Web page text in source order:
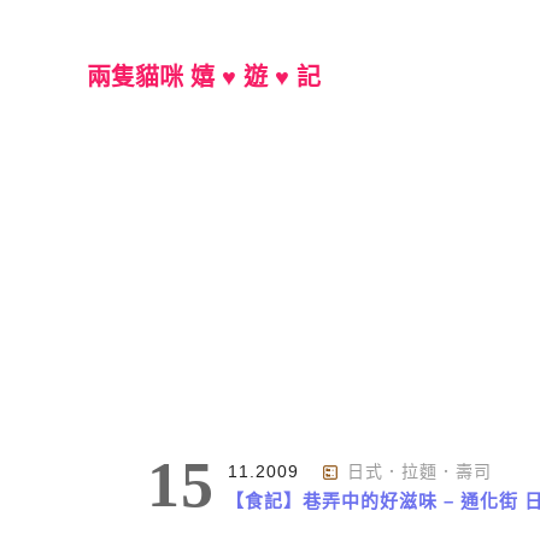
兩隻貓咪 嬉 ♥ 遊 ♥ 記
15 11.2009 日式．拉麵．壽司
【食記】巷弄中的好滋味 – 通化街